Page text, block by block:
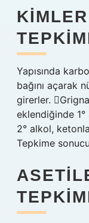
Yapısında
bağını açarak
girerler.
eklendiğinde
2° alkol,
Tepkime